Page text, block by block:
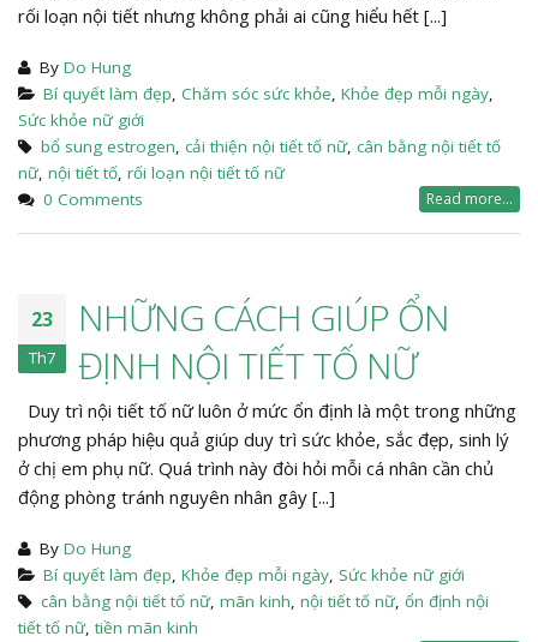
rối loạn nội tiết nhưng không phải ai cũng hiểu hết [...]
By Do Hung
Bí quyết làm đẹp, Chăm sóc sức khỏe, Khỏe đẹp mỗi ngày,
Sức khỏe nữ giới
bổ sung estrogen, cải thiện nội tiết tố nữ, cân bằng nội tiết tố
nữ, nội tiết tố, rối loạn nội tiết tố nữ
0 Comments
Read more...
23
Th7
NHỮNG CÁCH GIÚP ỔN
ĐỊNH NỘI TIẾT TỐ NỮ
Duy trì nội tiết tố nữ luôn ở mức ổn định là một trong những
phương pháp hiệu quả giúp duy trì sức khỏe, sắc đẹp, sinh lý
ở chị em phụ nữ. Quá trình này đòi hỏi mỗi cá nhân cần chủ
động phòng tránh nguyên nhân gây [...]
By Do Hung
Bí quyết làm đẹp, Khỏe đẹp mỗi ngày, Sức khỏe nữ giới
cân bằng nội tiết tố nữ, mãn kinh, nội tiết tố nữ, ổn định nội
tiết tố nữ, tiền mãn kinh